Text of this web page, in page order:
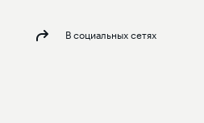
В социальных сетях